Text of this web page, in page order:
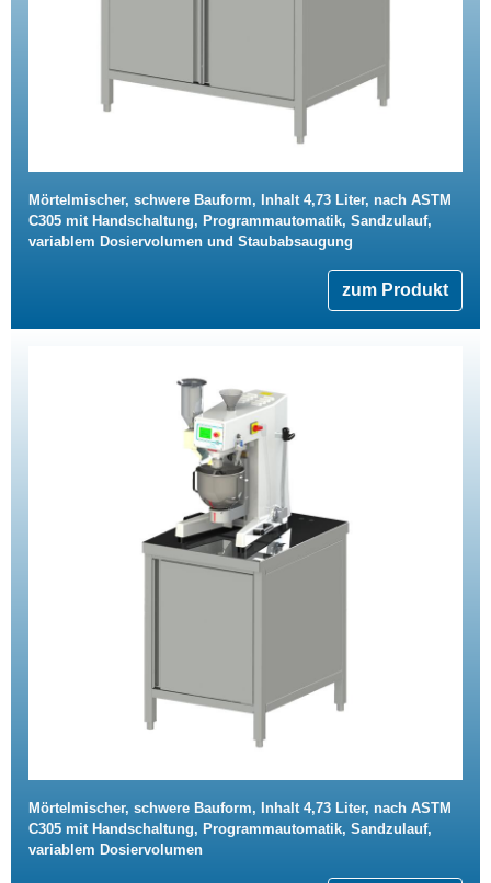
Mörtelmischer, schwere Bauform, Inhalt 4,73 Liter, nach ASTM
C305 mit Handschaltung, Programmautomatik, Sandzulauf,
variablem Dosiervolumen und Staubabsaugung
zum Produkt
Mörtelmischer, schwere Bauform, Inhalt 4,73 Liter, nach ASTM
C305 mit Handschaltung, Programmautomatik, Sandzulauf,
variablem Dosiervolumen